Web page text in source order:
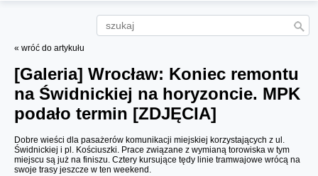
« wróć do artykułu
[Galeria] Wrocław: Koniec remontu
na Świdnickiej na horyzoncie. MPK
podało termin [ZDJĘCIA]
Dobre wieści dla pasażerów komunikacji miejskiej korzystających z ul.
Świdnickiej i pl. Kościuszki. Prace związane z wymianą torowiska w tym
miejscu są już na finiszu. Cztery kursujące tędy linie tramwajowe wrócą na
swoje trasy jeszcze w ten weekend.